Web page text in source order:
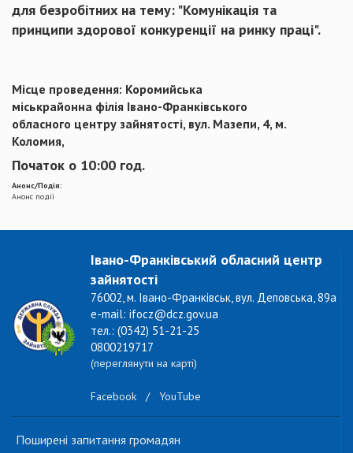
для безробітних на тему: "Комунікація та
принципи здорової конкуренції на ринку праці".
Місце проведення: Коромийська
міськрайонна філія Івано-Франківського
обласного центру зайнятості, вул. Мазепи, 4, м.
Коломия,
Початок о 10:00 год.
Анонс/Подія:
Анонс події
Івано-Франківський обласний центр
зайнятості
76002, м. Івано-Франківськ, вул. Деповська, 89а
e-mail: ifocz@dcz.gov.ua
тел.: (0342) 51-21-25
0800219717
(переглянути на карті)
Facebook / YouTube
Поширені запитання громадян